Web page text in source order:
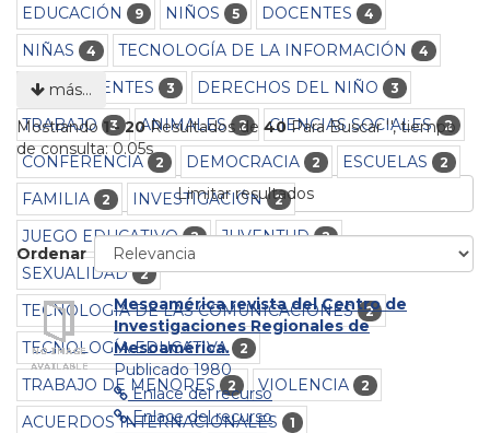
EDUCACIÓN
9 NIÑOS 5 DOCENTES 4
NIÑAS 4 TECNOLOGÍA DE LA INFORMACIÓN 4
ADOLESCENTES 3 DERECHOS DEL NIÑO 3
TRABAJO 3 ANIMALES 2 CIENCIAS SOCIALES 2
CONFERENCIA 2 DEMOCRACIA 2 ESCUELAS 2
FAMILIA 2 INVESTIGACIÓN 2
JUEGO EDUCATIVO 2 JUVENTUD 2
SEXUALIDAD 2
TECNOLOGÍA DE LAS COMUNICACIONES 2
TECNOLOGÍA EDUCATIVA 2
TRABAJO DE MENORES 2 VIOLENCIA 2
ACUERDOS INTERNACIONALES 1
más…
Mostrando1 - 20Resultados de 40Para Buscar '', tiempo
de consulta: 0.05s
Limitar resultados
Ordenar
Mesoamérica revista del Centro de
Investigaciones Regionales de
Mesoamérica.
Publicado 1980
Enlace del recurso
Enlace del recurso